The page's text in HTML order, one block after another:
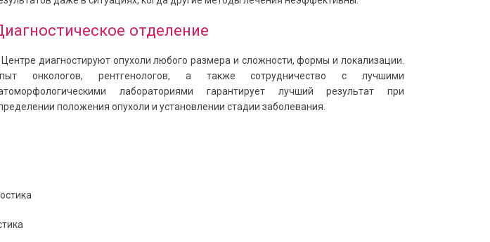
отделение
Центре диагностируют опухоли любого размера и сложности, формы и локализации.
онкологов, рентгенологов, а также сотрудничество с лучшими
лабораториями гарантирует лучший результат при
положения опухоли и установлении стадии заболевания.